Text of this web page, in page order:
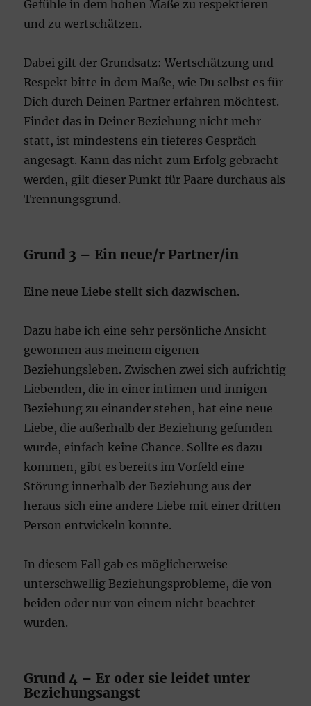
Gefühle in dem hohen Maße zu respektieren
und zu wertschätzen.
Dabei gilt der Grundsatz: Wertschätzung und
Respekt bitte in dem Maße, wie Du selbst es für
Dich durch Deinen Partner erfahren möchtest.
Findet das in Deiner Beziehung nicht mehr
statt, ist mindestens ein tieferes Gespräch
angesagt. Kann das nicht zum Erfolg gebracht
werden, gilt dieser Punkt für Paare durchaus als
Trennungsgrund.
Grund 3 – Ein neue/r Partner/in
Eine neue Liebe stellt sich dazwischen.
Dazu habe ich eine sehr persönliche Ansicht
gewonnen aus meinem eigenen
Beziehungsleben. Zwischen zwei sich aufrichtig
Liebenden, die in einer intimen und innigen
Beziehung zu einander stehen, hat eine neue
Liebe, die außerhalb der Beziehung gefunden
wurde, einfach keine Chance. Sollte es dazu
kommen, gibt es bereits im Vorfeld eine
Störung innerhalb der Beziehung aus der
heraus sich eine andere Liebe mit einer dritten
Person entwickeln konnte.
In diesem Fall gab es möglicherweise
unterschwellig Beziehungsprobleme, die von
beiden oder nur von einem nicht beachtet
wurden.
Grund 4 – Er oder sie leidet unter
Beziehungsangst